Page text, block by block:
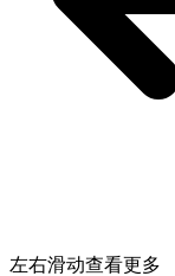
左右滑动查看更多